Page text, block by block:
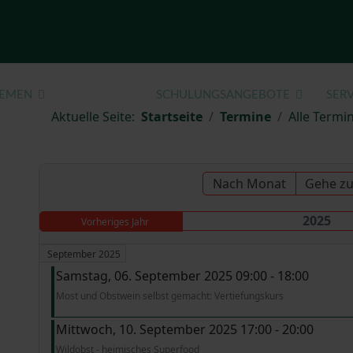
SCHULUNGSANGEBOTE
Aktuelle Seite: Startseite Termine Alle
Nach Monat Gehe
Vorheriges Jahr 2025
September 2025
Samstag, 06. September 2025 09:00 - 18:00
Most und Obstwein selbst gemacht: Vertiefungskurs
Mittwoch, 10. September 2025 17:00 - 20:00
Wildobst - heimisches Superfood